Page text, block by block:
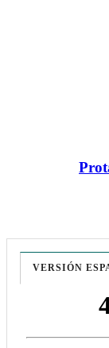
VERSIÓN